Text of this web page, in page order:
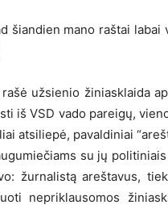
šiandien mano raštai
užsienio žiniasklaida
iš VSD vado pareigų,
atsiliepė, pavaldiniai
su jų
žurnalistą areštavus,
nepriklausomos